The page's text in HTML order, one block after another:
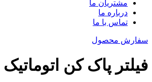
مشتریان ما
درباره ما
تماس با ما
سفارش محصول
فیلتر پاک کن اتوماتیک